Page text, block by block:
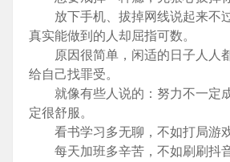
放下手机、拔掉网线说起来不
真实能做到的人却屈指可数。
原因很简单，闲适的日子人人
给自己找罪受。
就像有些人说的：努力不一定
定很舒服。
看书学习多无聊，不如打局游戏
每天加班多辛苦，不如刷刷抖音